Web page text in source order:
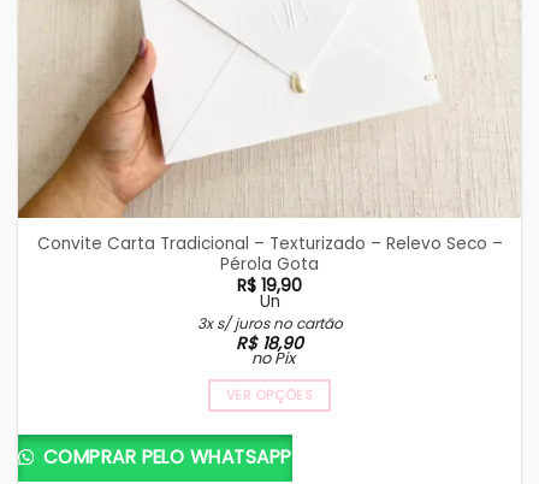
Convite Carta Tradicional – Texturizado – Relevo Seco –
Pérola Gota
R$ 19,90
Un
3x s/ juros no cartão
R$18,90
no Pix
VER OPÇÕES
COMPRAR PELO WHATSAPP